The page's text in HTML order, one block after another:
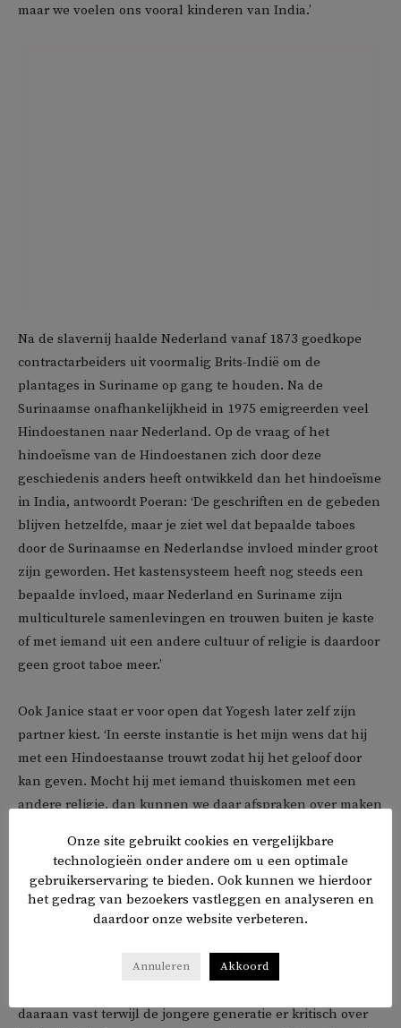
maar we voelen ons vooral kinderen van India.’
Na de slavernij haalde Nederland vanaf 1873 goedkope
contractarbeiders uit voormalig Brits-Indië om de
plantages in Suriname op gang te houden. Na de
Surinaamse onafhankelijkheid in 1975 emigreerden veel
Hindoestanen naar Nederland. Op de vraag of het
hindoeïsme van de Hindoestanen zich door deze
geschiedenis anders heeft ontwikkeld dan het hindoeïsme
in India, antwoordt Poeran: ‘De geschriften en de gebeden
blijven hetzelfde, maar je ziet wel dat bepaalde taboes
door de Surinaamse en Nederlandse invloed minder groot
zijn geworden. Het kastensysteem heeft nog steeds een
bepaalde invloed, maar Nederland en Suriname zijn
multiculturele samenlevingen en trouwen buiten je kaste
of met iemand uit een andere cultuur of religie is daardoor
geen groot taboe meer.’
Ook Janice staat er voor open dat Yogesh later zelf zijn
partner kiest. ‘In eerste instantie is het mijn wens dat hij
met een Hindoestaanse trouwt zodat hij het geloof door
kan geven. Mocht hij met iemand thuiskomen met een
andere religie, dan kunnen we daar afspraken over maken
dan mag diegene met ons geloof meedoen indien ze dat
zelf wil.’
Poeran: ‘Het kastensysteem heeft nog wel een belangrijke
priester mag officieel alleen uitgeoefend worden door de
daaraan vast terwijl de jongere generatie er kritisch over
Onze site gebruikt cookies en vergelijkbare
technologieën onder andere om u een optimale
gebruikerservaring te bieden. Ook kunnen we hierdoor
het gedrag van bezoekers vastleggen en analyseren en
daardoor onze website verbeteren.
Annuleren Akkoord